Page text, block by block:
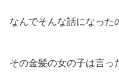
なんでそんな話になった
その金髪の女の子は言っ